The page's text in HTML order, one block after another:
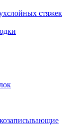
стяжек